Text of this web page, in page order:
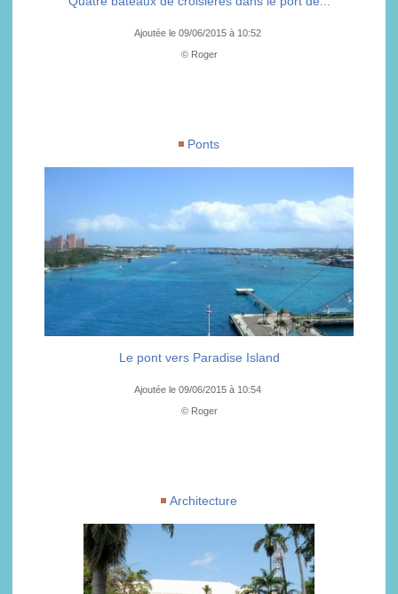
Ajoutée le 09/06/2015 à 10:52
© Roger
Ponts
Le pont vers Paradise Island
Ajoutée le 09/06/2015 à 10:54
© Roger
Architecture